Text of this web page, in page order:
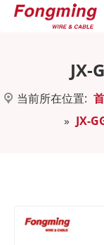
JX-
当前所在位置:
» JX-